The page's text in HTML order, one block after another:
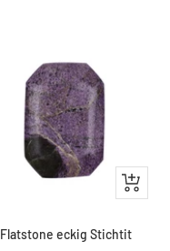
IN
DEN
Flatstone eckig Stichtit